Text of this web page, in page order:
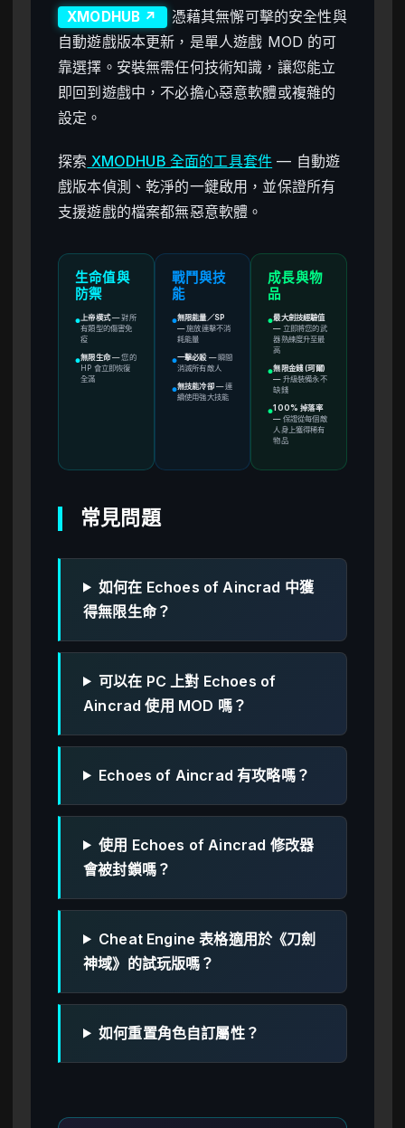
XMODHUB ↗
憑藉其無懈可擊的安全性與
自動遊戲版本更新，是單人遊戲 MOD 的可
靠選擇。安裝無需任何技術知識，讓您能立
即回到遊戲中，不必擔心惡意軟體或複雜的
設定。
探索 XMODHUB 全面的工具套件 — 自動遊
戲版本偵測、乾淨的一鍵啟用，並保證所有
支援遊戲的檔案都無惡意軟體。
生命值與
防禦
● 上帝模式—對所
有類型的傷害免
疫
●無限生命—您的
HP 會立即恢復
全滿
戰鬥與技
能
●無限能量／SP
—施放連擊不消
耗能量
●一擊必殺—瞬間
消滅所有敵人
●無技能冷卻 —連
續使用強大技能
成長與物
品
●最大劍技經驗值
— 立即將您的武
器熟練度升至最
高
●無限金錢 (珂爾)
— 升級裝備永不
缺錢
●100% 掉落率
— 保證從每個敵
人身上獲得稀有
物品
常見問題
如何在 Echoes of Aincrad 中獲
得無限生命？
可以在 PC 上對 Echoes of
Aincrad 使用 MOD 嗎？
Echoes of Aincrad 有攻略嗎？
使用 Echoes of Aincrad 修改器
會被封鎖嗎？
Cheat Engine 表格適用於《刀劍
神域》的試玩版嗎？
如何重置角色自訂屬性？